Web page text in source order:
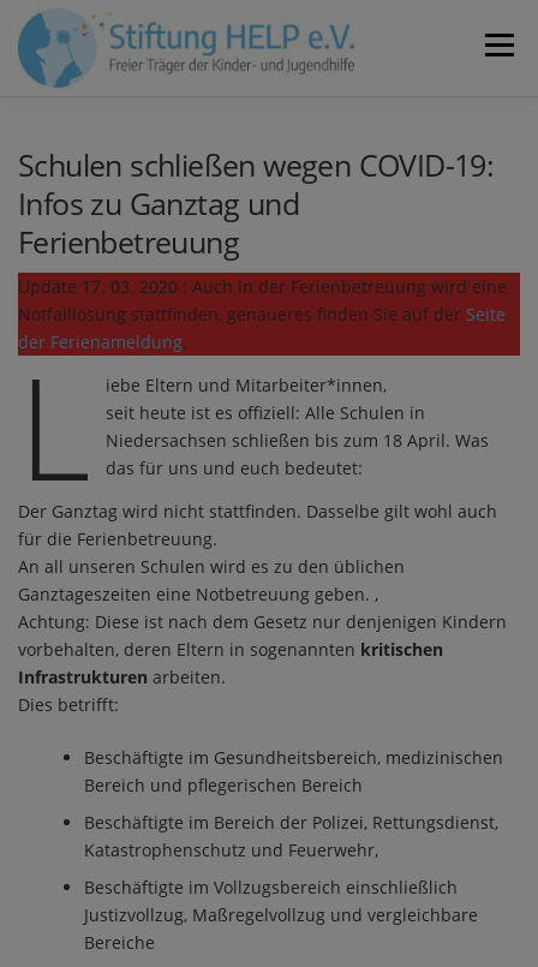
Zum
Inhalt
springen
Menü
SPENDEN
Schulen schließen wegen COVID-19:
Infos zu Ganztag und
Ferienbetreuung
Update 17. 03. 2020 : Auch in der Ferienbetreuung wird eine
Notfalllösung stattfinden, genaueres finden Sie auf der Seite
der Ferienameldung.
L
iebe Eltern und Mitarbeiter*innen,
seit heute ist es offiziell: Alle Schulen in
Niedersachsen schließen bis zum 18 April. Was
das für uns und euch bedeutet:
Der Ganztag wird nicht stattfinden. Dasselbe gilt wohl auch
für die Ferienbetreuung.
An all unseren Schulen wird es zu den üblichen
Ganztageszeiten eine Notbetreuung geben. ‚
Achtung: Diese ist nach dem Gesetz nur denjenigen Kindern
vorbehalten, deren Eltern in sogenannten kritischen
Infrastrukturen arbeiten.
Dies betrifft:
Beschäftigte im Gesundheitsbereich, medizinischen
Bereich und pflegerischen Bereich
Beschäftigte im Bereich der Polizei, Rettungsdienst,
Katastrophenschutz und Feuerwehr,
Beschäftigte im Vollzugsbereich einschließlich
Justizvollzug, Maßregelvollzug und vergleichbare
Bereiche